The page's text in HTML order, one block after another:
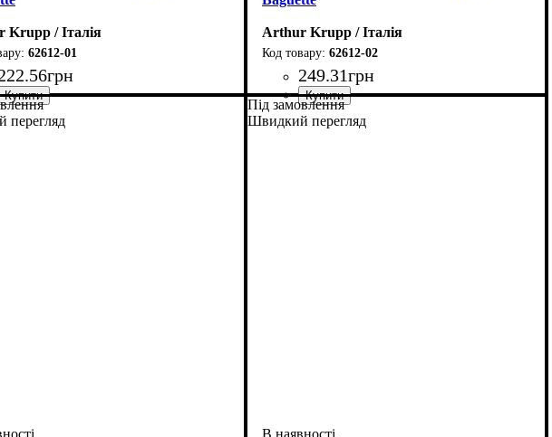
Krupp / Італія
62612-01
.56грн
Arthur Krupp / Італія
62612-02
249.31грн
перегляд
Під замовлення
Швидкий перегляд